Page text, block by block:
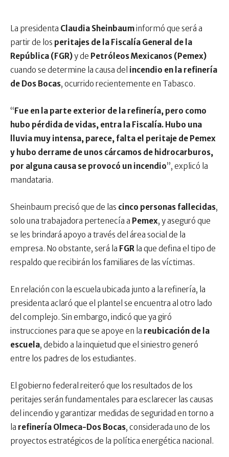
La presidenta Claudia Sheinbauminformó que será a
partir de los peritajes de la Fiscalía General de la
República (FGR)y de Petróleos Mexicanos (Pemex)
cuando se determine la causa del incendio en la refinería
de Dos Bocas, ocurrido recientemente en Tabasco.
“ Fue en la parte exterior de la refinería, pero como
hubo pérdida de vidas, entra la Fiscalía. Hubo una
lluvia muy intensa, parece, falta el peritaje de Pemex
y hubo derrame de unos cárcamos de hidrocarburos,
por alguna causa se provocó un incendio”, explicó la
mandataria.
Sheinbaum precisó que de las cinco personas fallecidas,
solo una trabajadora pertenecía a Pemex, y aseguró que
se les brindará apoyo a través del área social de la
empresa. No obstante, será la FGR la que defina el tipo de
respaldo que recibirán los familiares de las víctimas.
En relación con la escuela ubicada junto a la refinería, la
presidenta aclaró que el plantel se encuentra al otro lado
del complejo. Sin embargo, indicó que ya giró
instrucciones para que se apoye en la reubicación de la
escuela, debido a la inquietud que el siniestro generó
entre los padres de los estudiantes.
El gobierno federal reiteró que los resultados de los
peritajes serán fundamentales para esclarecer las causas
del incendio y garantizar medidas de seguridad en torno a
la refinería Olmeca-Dos Bocas, considerada uno de los
proyectos estratégicos de la política energética nacional.